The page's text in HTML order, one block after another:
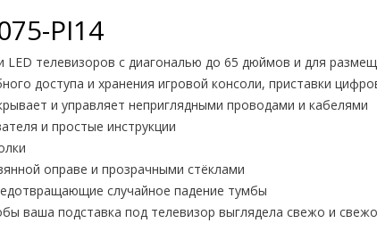
PI14
телевизоров с диагональю до 65 дюймов и для
доступа и хранения игровой консоли, приставки
и управляет неприглядными проводами и кабелями
и простые инструкции
оправе и прозрачными стёклами
случайное падение тумбы
ваша подставка под телевизор выглядела свежо и свежо